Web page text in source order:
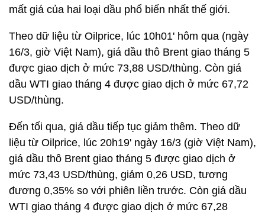
mất giá của hai loại dầu phổ biến nhất thế giới.
Theo dữ liệu từ Oilprice, lúc 10h01' hôm qua (ngày
16/3, giờ Việt Nam), giá dầu thô Brent giao tháng 5
được giao dịch ở mức 73,88 USD/thùng. Còn giá
dầu WTI giao tháng 4 được giao dịch ở mức 67,72
USD/thùng.
Đến tối qua, giá dầu tiếp tục giảm thêm. Theo dữ
liệu từ Oilprice, lúc 20h19' ngày 16/3 (giờ Việt Nam),
giá dầu thô Brent giao tháng 5 được giao dịch ở
mức 73,43 USD/thùng, giảm 0,26 USD, tương
đương 0,35% so với phiên liền trước. Còn giá dầu
WTI giao tháng 4 được giao dịch ở mức 67,28